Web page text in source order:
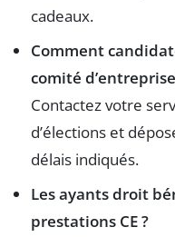
cadeaux.
Comment
comité
Contactez votre
d’élections et
délais indiqués.
Les ayants droit
prestations CE ?